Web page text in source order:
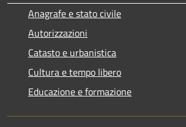
Anagrafe e stato civile
Autorizzazioni
Catasto e urbanistica
Cultura e tempo libero
Educazione e formazione